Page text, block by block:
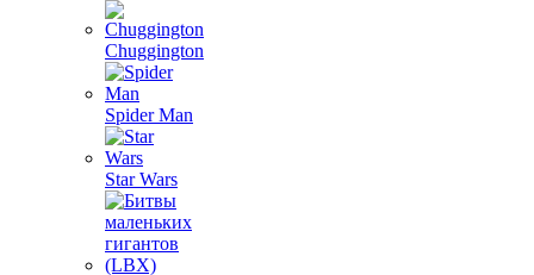
Chuggington
Spider Man
Star Wars